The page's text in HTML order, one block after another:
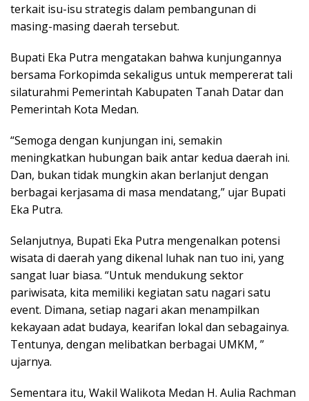
terkait isu-isu strategis dalam pembangunan di
masing-masing daerah tersebut.
Bupati Eka Putra mengatakan bahwa kunjungannya
bersama Forkopimda sekaligus untuk mempererat tali
silaturahmi Pemerintah Kabupaten Tanah Datar dan
Pemerintah Kota Medan.
“Semoga dengan kunjungan ini, semakin
meningkatkan hubungan baik antar kedua daerah ini.
Dan, bukan tidak mungkin akan berlanjut dengan
berbagai kerjasama di masa mendatang,” ujar Bupati
Eka Putra.
Selanjutnya, Bupati Eka Putra mengenalkan potensi
wisata di daerah yang dikenal luhak nan tuo ini, yang
sangat luar biasa. “Untuk mendukung sektor
pariwisata, kita memiliki kegiatan satu nagari satu
event. Dimana, setiap nagari akan menampilkan
kekayaan adat budaya, kearifan lokal dan sebagainya.
Tentunya, dengan melibatkan berbagai UMKM, ”
ujarnya.
Sementara itu, Wakil Walikota Medan H. Aulia Rachman